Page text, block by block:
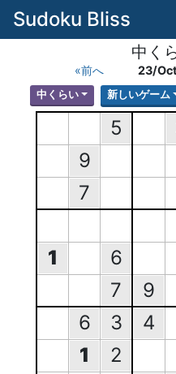
Sudoku Bliss
中く
«前へ 23/
中くらい 新しいゲーム
5
9
7
1
6
7
9
6
3 4
1
2